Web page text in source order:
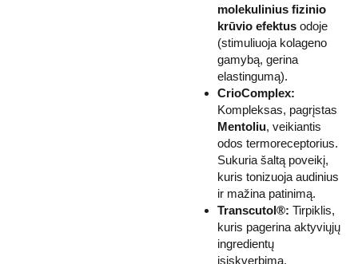
molekulinius fizinio
krūvio efektus odoje
(stimuliuoja kolageno
gamybą, gerina
elastingumą).
CrioComplex:
Kompleksas, pagrįstas
Mentoliu, veikiantis
odos termoreceptorius.
Sukuria šaltą poveikį,
kuris tonizuoja audinius
ir mažina patinimą.
Transcutol®: Tirpiklis,
kuris pagerina aktyviųjų
ingredientų
įsiskverbimą,